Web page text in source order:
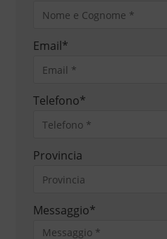
Email*
Telefono*
Provincia
Messaggio*